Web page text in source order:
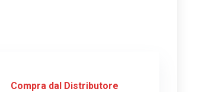
Compra dal Distributore